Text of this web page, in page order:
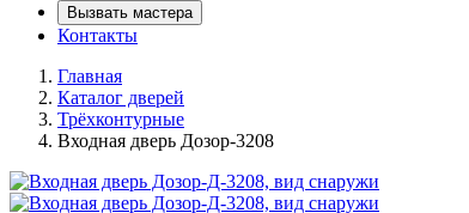
Вызвать мастера
Контакты
Главная
Каталог дверей
Трёхконтурные
Входная дверь Дозор-3208